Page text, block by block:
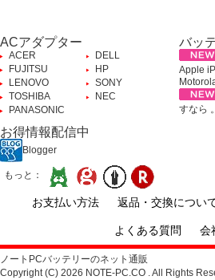
ACアダプター
ACER
DELL
FUJITSU
HP
LENOVO
SONY
TOSHIBA
NEC
PANASONIC
バッ
Apple
すなら 。
お得情報配信中
Blogger
もっと：
お支払い方法 返品・交換につい
よくある質問 会
ノートPCバッテリーのネット通販
Copyright (C) 2026 NOTE-PC.CO . All Rights